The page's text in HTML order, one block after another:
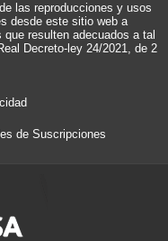
las reproducciones y usos
desde este sitio web a
resulten adecuados a tal
Decreto-ley 24/2021, de 2
de Suscripciones